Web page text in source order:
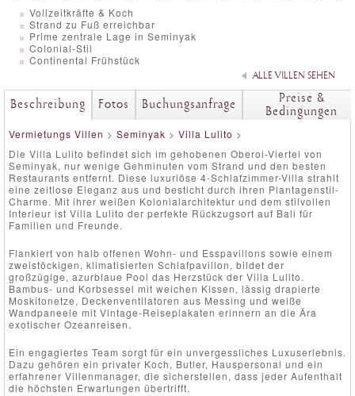
Vollzeitkräfte & Koch
Strand zu Fuß erreichbar
Prime zentrale Lage in Seminyak
Colonial-Stil
Continental Frühstück
ALLE VILLEN SEHEN
Beschreibung Fotos Buchungsanfrage
Preise &
Bedingungen
Vermietungs Villen > Seminyak > Villa Lulito >
Die Villa Lulito befindet sich im gehobenen Oberoi-Viertel von
Seminyak, nur wenige Gehminuten vom Strand und den besten
Restaurants entfernt. Diese luxuriöse 4-Schlafzimmer-Villa strahlt
eine zeitlose Eleganz aus und besticht durch ihren Plantagenstil-
Charme. Mit ihrer weißen Kolonialarchitektur und dem stilvollen
Interieur ist Villa Lulito der perfekte Rückzugsort auf Bali für
Familien und Freunde.
Flankiert von halb offenen Wohn- und Esspavillons sowie einem
zweistöckigen, klimatisierten Schlafpavillon, bildet der
großzügige, azurblaue Pool das Herzstück der Villa Lulito.
Bambus- und Korbsessel mit weichen Kissen, lässig drapierte
Moskitonetze, Deckenventilatoren aus Messing und weiße
Wandpaneele mit Vintage-Reiseplakaten erinnern an die Ära
exotischer Ozeanreisen.
Ein engagiertes Team sorgt für ein unvergessliches Luxuserlebnis.
Dazu gehören ein privater Koch, Butler, Hauspersonal und ein
erfahrener Villenmanager, die sicherstellen, dass jeder Aufenthalt
die höchsten Erwartungen übertrifft.